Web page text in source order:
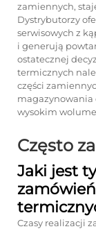
zamiennych,
Dystrybutorzy
serwisowych z
i generują
ostatecznej
termicznych
części
magazynowania
wysokim
Często
Jaki jest
Czasy realizacji